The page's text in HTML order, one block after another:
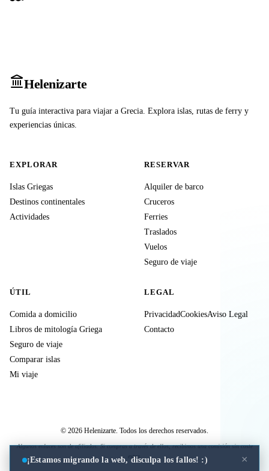
¡Estamos migrando la web, disculpa los fallos! :) ×
Helenizarte
Tu guía interactiva para viajar a Grecia. Explora islas, rutas de ferry y
experiencias únicas.
EXPLORAR
Islas Griegas
Destinos continentales
Actividades
RESERVAR
Alquiler de barco
Cruceros
Ferries
Traslados
Vuelos
Seguro de viaje
ÚTIL
Comida a domicilio
Libros de mitología Griega
Seguro de viaje
Comparar islas
Mi viaje
LEGAL
PrivacidadCookiesAviso Legal
Contacto
© 2026 Helenizarte. Todos los derechos reservados.
Algunos enlaces son de afiliados. Si compras a través de ellos, recibimos una comisión sin coste
extra.